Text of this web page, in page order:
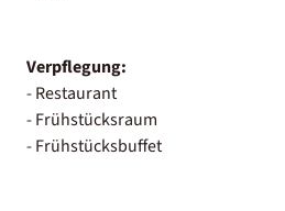
Verpflegung:
- Restaurant
- Frühstücksraum
- Frühstücksbuffet